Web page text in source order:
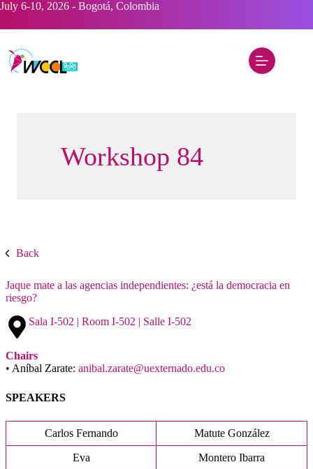
Saltar
contenido
July 6-10, 2026 - Bogotá, Colombia
Workshop 84
Back
Jaque mate a las agencias independientes: ¿está la democracia en
riesgo?
Sala I-502 | Room I-502 | Salle I-502
Chairs
• Aníbal Zarate: anibal.zarate@uexternado.edu.co
SPEAKERS
Carlos Fernando Matute González
Eva Montero Ibarra